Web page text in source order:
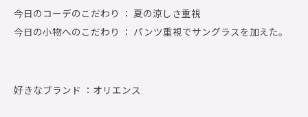
今日のコーデのこだわり ： 夏の涼しさ重視
今日の小物へのこだわり ： パンツ重視でサングラスを加えた。
好きなブランド ： オリエンス